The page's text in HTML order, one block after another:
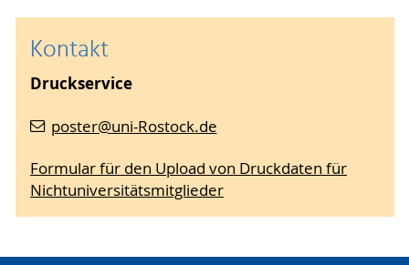
Kontakt
Druckservice
poster@uni-Rostock.de
Formular für den Upload von Druckdaten für
Nichtuniversitätsmitglieder